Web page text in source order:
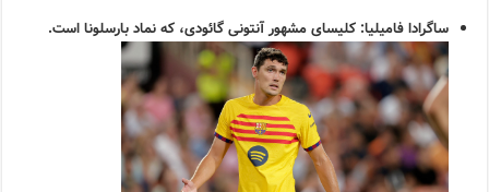
ساگرادا فامیلیا: کلیسای مشهور آنتونی گائودی، که نماد بارسلونا است.